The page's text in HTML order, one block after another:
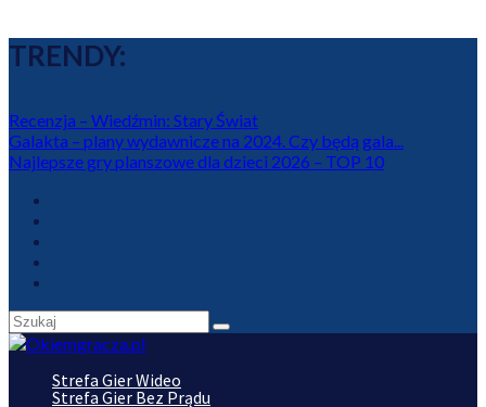
TRENDY:
Recenzja – Wiedźmin: Stary Świat
Galakta – plany wydawnicze na 2024. Czy będą gala...
Najlepsze gry planszowe dla dzieci 2026 – TOP 10
Strefa Gier Wideo
Strefa Gier Bez Prądu